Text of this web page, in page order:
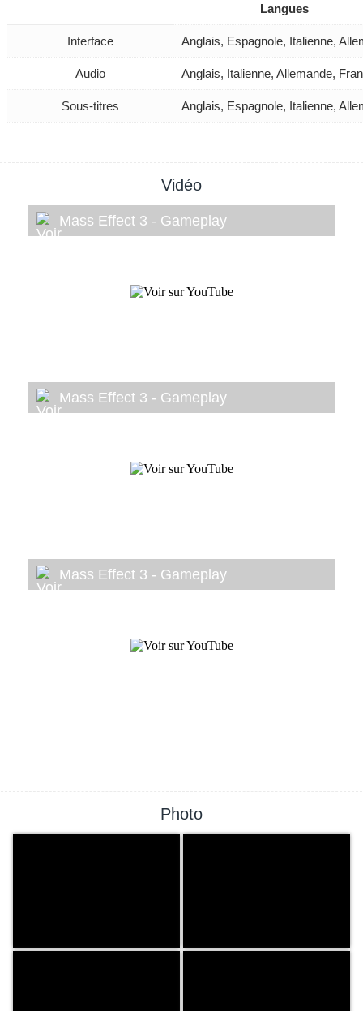
Langues
Interface Anglais, Espagnole, Italienne,
Audio Anglais, Italienne, Allemande,
Sous-titres Anglais, Espagnole, Italienne,
Vidéo
Mass Effect 3 - Gameplay
Mass Effect 3 - Gameplay
Mass Effect 3 - Gameplay
Photo